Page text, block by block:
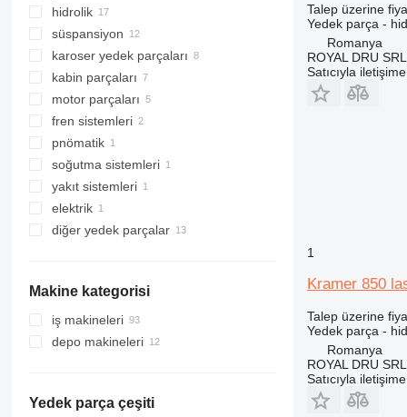
tahrik aksıller
diferansiyeller
kardan milleri
debriyaj diskleri
sepetler
şanzıman dişlileri
U-mafsallar
ön akslar
redüktörler
diğer şanzıman yedek parçaları
hidrolik
hidrolik pompalar
eksenel pistonlu pompalar
hidrolik motorlar
hidrolik dağıtıcılar
hidrolik silindirler
hidrolik tanklar
süspansiyon
son sürüş redüktörler
poyralar
aks taşıyıcıları
rulmanlar
direksiyonlar
diğer süspansiyon yedek parçaları
karoser yedek parçaları
çabuk değiştirme aparatları
kabin parçaları
kabinler
kapılar
Üfleyici motorlar
motor parçaları
motorlar
gaz pedalları
piston segmanları
fren sistemleri
fren pabuçları
pnömatik
pnömatik valfler
soğutma sistemleri
radyatörler
yakıt sistemleri
yakıt depoları
elektrik
yönetim blokları
diğer yedek parçalar
bağlantı elemanları
Makine kategorisi
iş makineleri
ekskavatörler
teleskopik tekerlekli yükleyiciler
depo makineleri
Yedek parça çeşiti
Talep üzerine
Yedek parça -
Romanya
ROYAL DRU SRL
Satıcıyla
1
Kramer 850
Talep üzerine
Yedek parça -
Romanya
ROYAL DRU SRL
Satıcıyla